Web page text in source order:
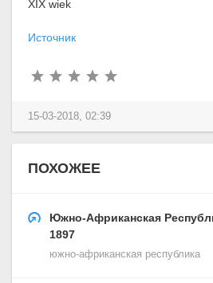
XIX wiek
Источник
15-03-2018, 02:39
ПОХОЖЕЕ
Южно-Африканская
1897
южно-африканская республика